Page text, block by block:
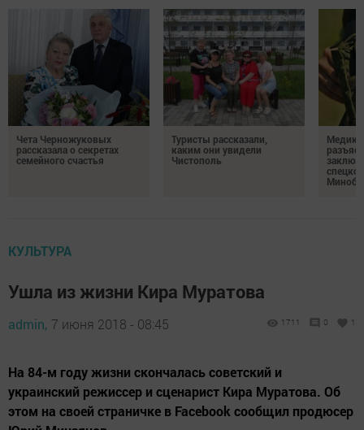
Чета Черножуковых
рассказала о секретах
семейного счастья
Туристы рассказали,
каким они увидели
Чистополь
КУЛЬТУРА
Ушла из жизни Кира Муратова
admin, 7 июня 2018 - 08:45 1711 0 1
На 84-м году жизни скончалась советский и
украинский режиссер и сценарист Кира Муратова. Об
этом на своей страничке в Facebook сообщил продюсер